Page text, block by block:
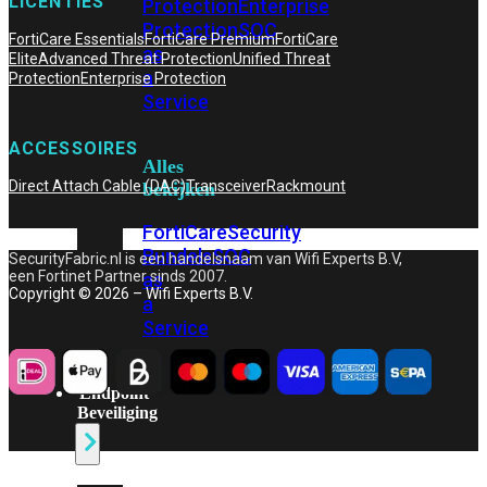
ProtectionEnterprise
ProtectionSOC
as
a
Service
Alles
bekijken
FortiCareSecurity
BundelsSOC
as
a
Service
Endpoint
Beveiliging
FortiCare EssentialsFortiCare PremiumFortiCare
EliteAdvanced Threat ProtectionUnified Threat
ProtectionEnterprise Protection
ACCESSOIRES
Direct Attach Cable (DAC)TransceiverRackmount
SecurityFabric.nl is een handelsnaam van Wifi Experts B.V,
een Fortinet Partner sinds 2007.
Copyright © 2026 – Wifi Experts B.V.